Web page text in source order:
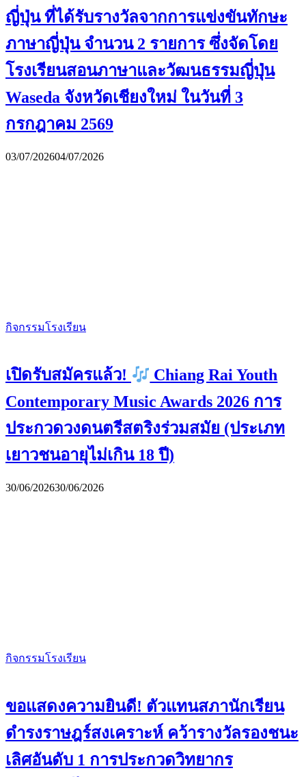
ญี่ปุ่น ที่ได้รับรางวัลจากการแข่งขันทักษะ
ภาษาญี่ปุ่น จำนวน 2 รายการ ซึ่งจัดโดย
โรงเรียนสอนภาษาและวัฒนธรรมญี่ปุ่น
Waseda จังหวัดเชียงใหม่ ในวันที่ 3
กรกฎาคม 2569
03/07/202604/07/2026
กิจกรรมโรงเรียน
เปิดรับสมัครแล้ว!
Chiang Rai Youth
Contemporary Music Awards 2026 การ
ประกวดวงดนตรีสตริงร่วมสมัย (ประเภท
เยาวชนอายุไม่เกิน 18 ปี)
30/06/202630/06/2026
กิจกรรมโรงเรียน
ขอแสดงความยินดี! ตัวแทนสภานักเรียน
ดำรงราษฎร์สงเคราะห์ คว้ารางวัลรองชนะ
เลิศอันดับ 1 การประกวดวิทยากร